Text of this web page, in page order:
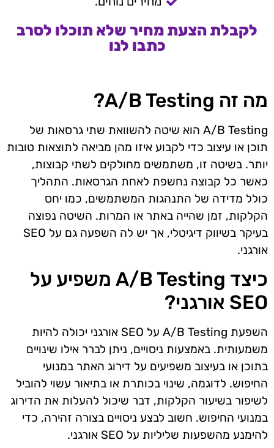
לקבלת הצעת מחיר שלא תוכלו לסרב
כתבו לנו
מה זה A/B Testing?
A/B Testing הוא שיטה להשוואת שתי גרסאות של
תוכן או עיצוב כדי לקבוע איזו מהן מביאה לתוצאות טובות
יותר. בשיטה זו, משתמשים מחולקים לשתי קבוצות,
כאשר כל קבוצה נחשפת לאחת הגרסאות. התהליך
כולל מדידה של התנהגות המשתמשים, כמו יחס
הקלקות, זמן שהייה באתר או המרות. השיטה נפוצה
בעיקר בשיווק דיגיטלי, אך יש לה השפעה גם על SEO
אורגני.
כיצד A/B Testing משפיע על
SEO אורגני?
השפעת A/B Testing על SEO אורגני יכולה להיות
משמעותית. באמצעות ניסויים, ניתן לברר אילו שינויים
בתוכן או בעיצוב משפיעים על דירוג האתר במנועי
החיפוש. לדוגמה, שינוי בכותרת או בתיאור עשוי להוביל
לשיפור בשיעור הקלקות, דבר שיכול להעלות את הדירוג
במנועי החיפוש. חשוב לבצע ניסויים בצורה זהירה, כדי
להימנע מהשפעות שליליות על SEO אורגני.